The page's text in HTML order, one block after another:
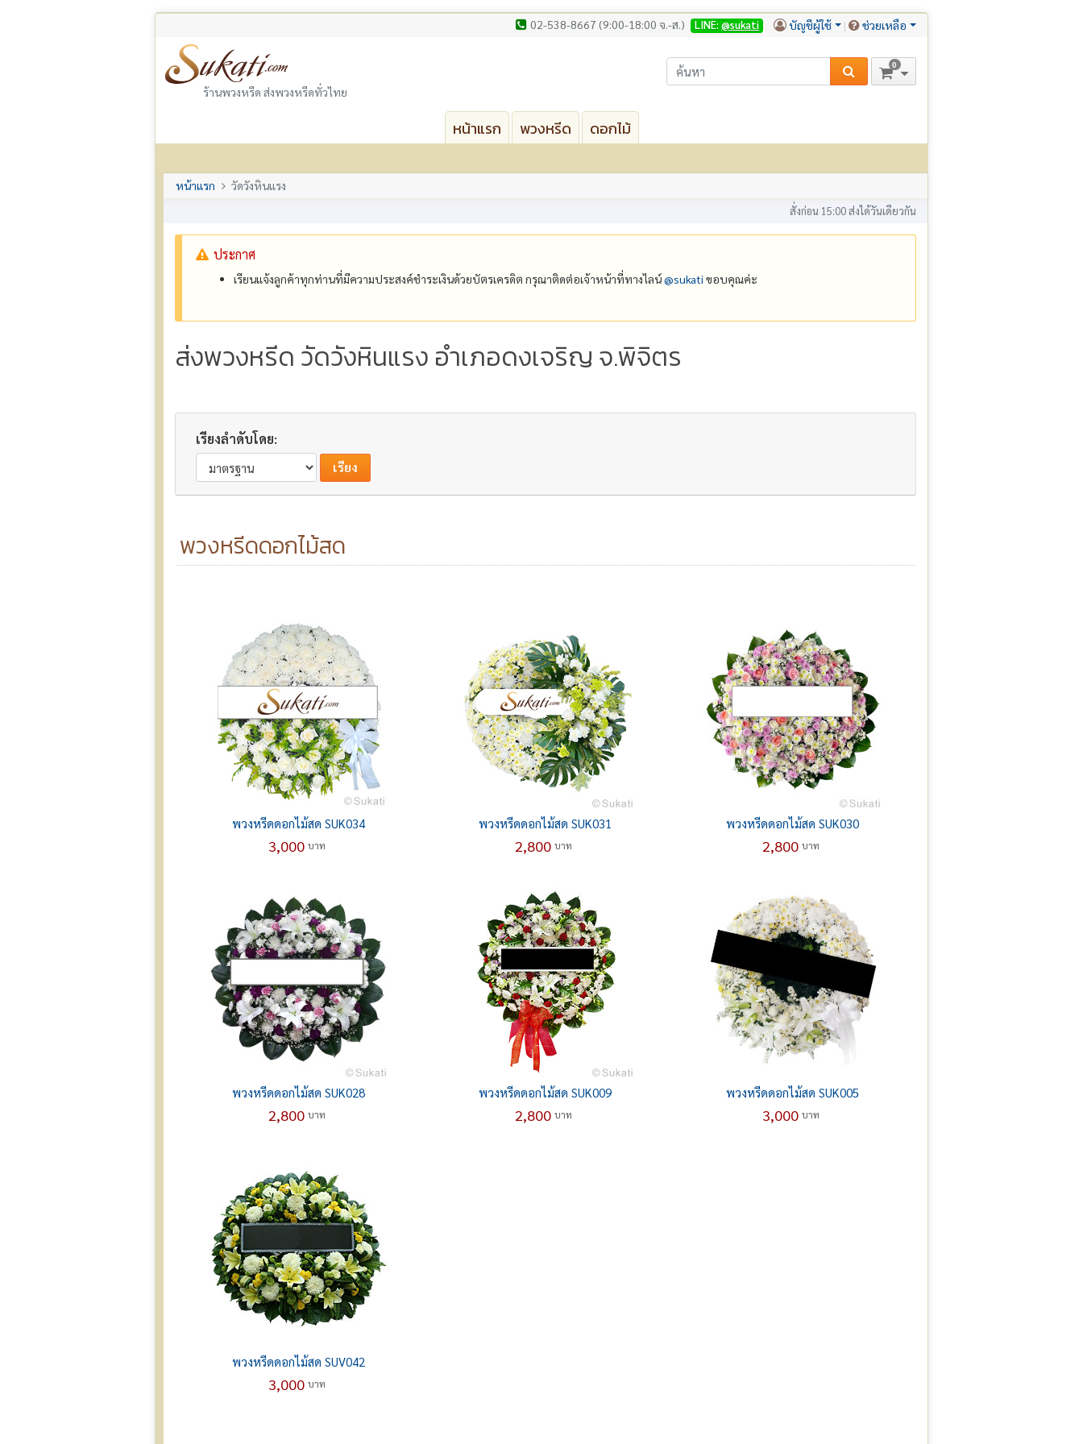
02-538-8667 (9:00-18:00 จ.-ส.) LINE:@sukati บัญชีผู้ใช้ ช่วยเหลือ
ร้านพวงหรีด ส่งพวงหรีดทั่วไทย
0
หน้าแรก พวงหรีด ดอกไม้
หน้าแรก วัดวังหินแรง
สั่งก่อน 15:00 ส่งได้วันเดียวกัน
ประกาศ
เรียนแจ้งลูกค้าทุกท่านที่มีความประสงค์ชำระเงินด้วยบัตรเครดิต กรุณาติดต่อเจ้าหน้าที่ทางไลน์@‌sukati ขอบคุณค่ะ
ส่งพวงหรีด วัดวังหินแรง อำเภอดงเจริญ จ.พิจิตร
เรียงลำดับโดย:
พวงหรีดดอกไม้สด
พวงหรีดดอกไม้สด SUK034
3,000 บาท
พวงหรีดดอกไม้สด SUK031
2,800บาท
พวงหรีดดอกไม้สด SUK030
2,800บาท
พวงหรีดดอกไม้สด SUK028
2,800 บาท
พวงหรีดดอกไม้สด SUK009
2,800บาท
พวงหรีดดอกไม้สด SUK005
3,000บาท
พวงหรีดดอกไม้สด SUV042
3,000 บาท